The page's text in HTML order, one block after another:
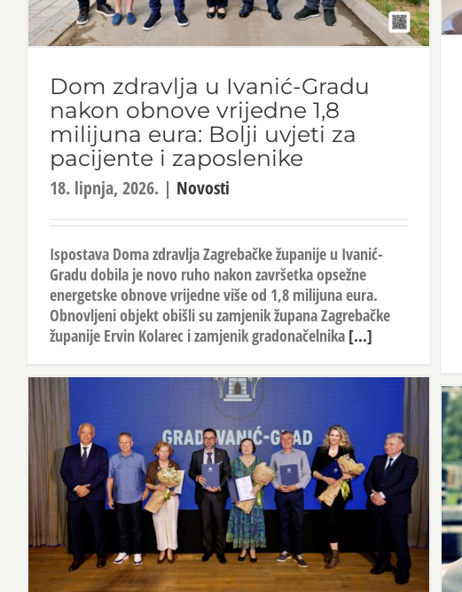
Dom zdravlja u Ivanić-Gradu
nakon obnove vrijedne 1,8
milijuna eura: Bolji uvjeti za
pacijente i zaposlenike
18. lipnja, 2026. | Novosti
Ispostava Doma zdravlja Zagrebačke županije u Ivanić-
Gradu dobila je novo ruho nakon završetka opsežne
energetske obnove vrijedne više od 1,8 milijuna eura.
Obnovljeni objekt obišli su zamjenik župana Zagrebačke
županije Ervin Kolarec i zamjenik gradonačelnika [...]